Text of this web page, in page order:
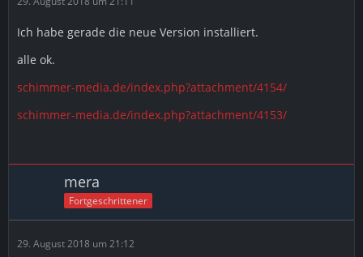
Ich habe gerade die neue Version installiert.
alle ok.
schimmer-media.de/index.php?attachment/4154/
schimmer-media.de/index.php?attachment/4153/
mera
Fortgeschrittener
29. August 2018 um 21:12